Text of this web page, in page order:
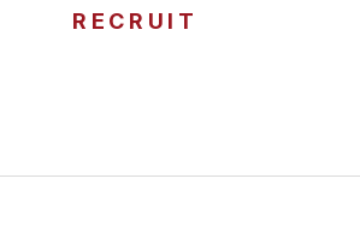
RECRUIT